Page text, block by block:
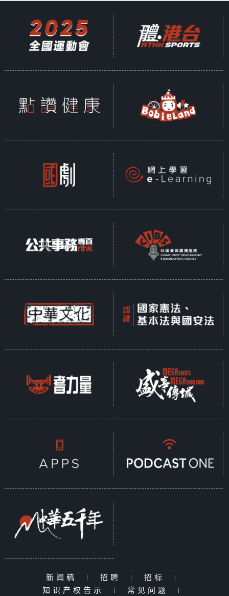
新闻稿 | 招聘 | 招标
|
知识产权告示
| 常见问题 |